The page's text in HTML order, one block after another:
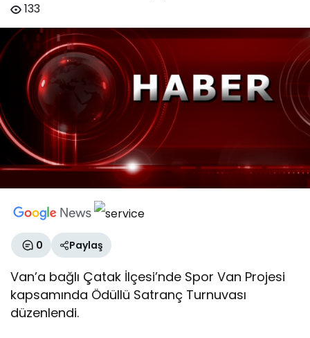
133
0 Paylaş
Van’a bağlı Çatak İlçesi’nde Spor Van Projesi
kapsamında Ödüllü Satranç Turnuvası
düzenlendi.